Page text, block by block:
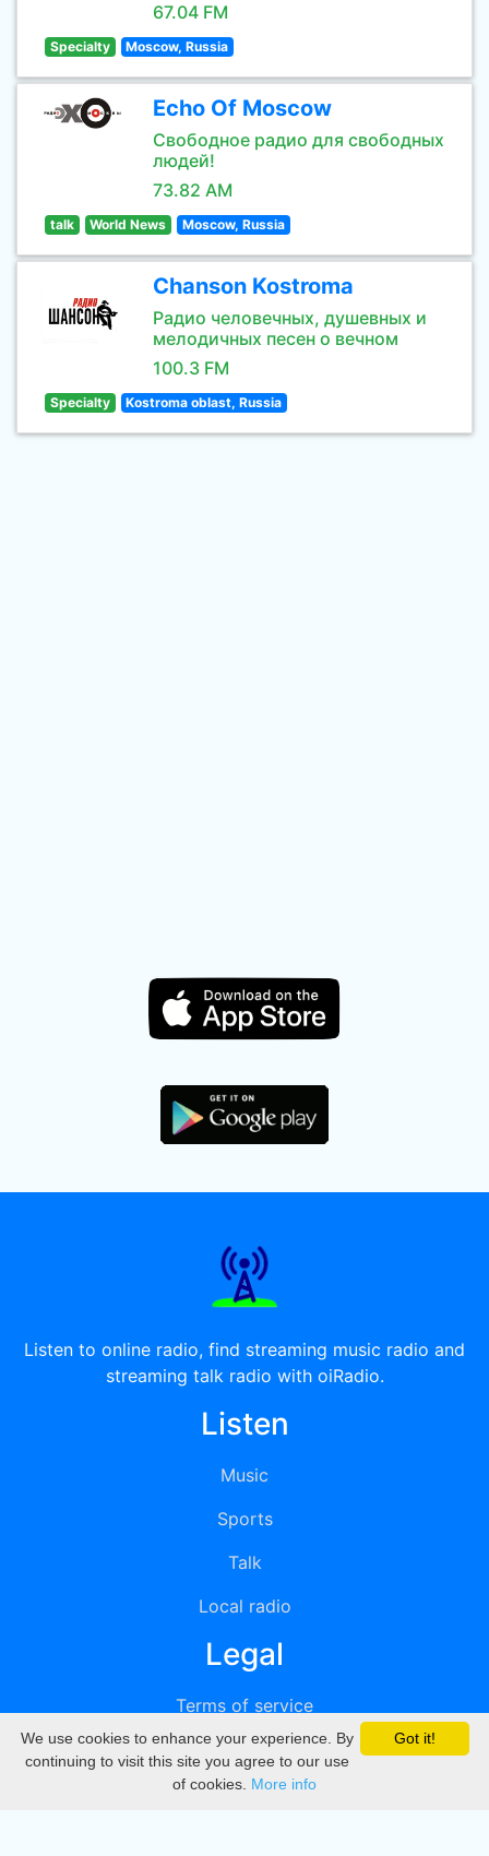
67.04 FM
Specialty Moscow, Russia
Echo Of Moscow
Свободное радио для свободных
людей!
73.82 AM
talk World News Moscow, Russia
Chanson Kostroma
Радио человечных, душевных и
мелодичных песен о вечном
100.3 FM
Specialty Kostroma oblast, Russia
Listen to online radio, find streaming music radio and
streaming talk radio with oiRadio.
Listen
Music
Sports
Talk
Local radio
Legal
Terms of service
Privacy
DMCA
Got it!
We use cookies to enhance your experience. By
continuing to visit this site you agree to our use
of cookies. More info